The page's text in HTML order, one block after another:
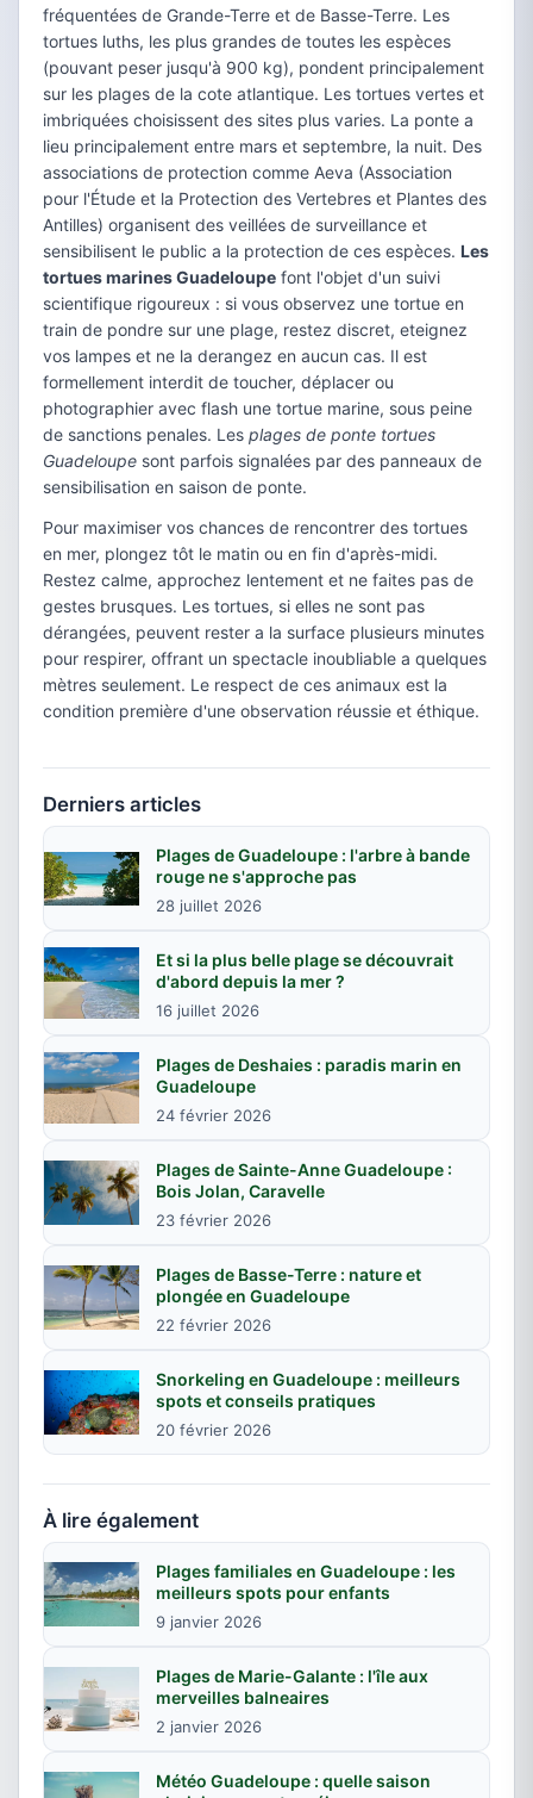
fréquentées de Grande-Terre et de Basse-Terre. Les
tortues luths, les plus grandes de toutes les espèces
(pouvant peser jusqu'à 900 kg), pondent principalement
sur les plages de la cote atlantique. Les tortues vertes et
imbriquées choisissent des sites plus varies. La ponte a
lieu principalement entre mars et septembre, la nuit. Des
associations de protection comme Aeva (Association
pour l'Étude et la Protection des Vertebres et Plantes des
Antilles) organisent des veillées de surveillance et
sensibilisent le public a la protection de ces espèces. Les
tortues marines Guadeloupe font l'objet d'un suivi
scientifique rigoureux : si vous observez une tortue en
train de pondre sur une plage, restez discret, eteignez
vos lampes et ne la derangez en aucun cas. Il est
formellement interdit de toucher, déplacer ou
photographier avec flash une tortue marine, sous peine
de sanctions penales. Les plages de ponte tortues
Guadeloupe sont parfois signalées par des panneaux de
sensibilisation en saison de ponte.
Pour maximiser vos chances de rencontrer des tortues
en mer, plongez tôt le matin ou en fin d'après-midi.
Restez calme, approchez lentement et ne faites pas de
gestes brusques. Les tortues, si elles ne sont pas
dérangées, peuvent rester a la surface plusieurs minutes
pour respirer, offrant un spectacle inoubliable a quelques
mètres seulement. Le respect de ces animaux est la
condition première d'une observation réussie et éthique.
Derniers articles
Plages de Guadeloupe : l'arbre à bande
rouge ne s'approche pas
28 juillet 2026
Et si la plus belle plage se découvrait
d'abord depuis la mer ?
16 juillet 2026
Plages de Deshaies : paradis marin en
Guadeloupe
24 février 2026
Plages de Sainte-Anne Guadeloupe :
Bois Jolan, Caravelle
23 février 2026
Plages de Basse-Terre : nature et
plongée en Guadeloupe
22 février 2026
Snorkeling en Guadeloupe : meilleurs
spots et conseils pratiques
20 février 2026
À lire également
Plages familiales en Guadeloupe : les
meilleurs spots pour enfants
9 janvier 2026
Plages de Marie-Galante : l'île aux
merveilles balneaires
2 janvier 2026
Météo Guadeloupe : quelle saison